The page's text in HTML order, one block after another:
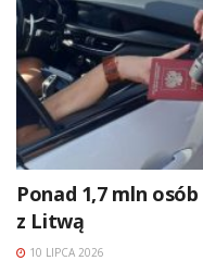
Ponad 1,7 mln
z Litwą
10 LIPCA 2026